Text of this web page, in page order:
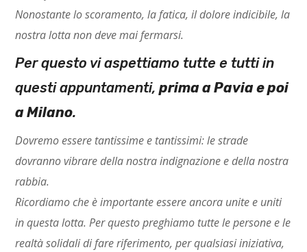
Nonostante lo scoramento, la fatica, il dolore indicibile, la
nostra lotta non deve mai fermarsi.
Per questo vi aspettiamo tutte e tutti in
questi appuntamenti,prima a Pavia e poi
a Milano.
Dovremo essere tantissime e tantissimi: le strade
dovranno vibrare della nostra indignazione e della nostra
rabbia.
Ricordiamo che è importante essere ancora unite e uniti
in questa lotta. Per questo preghiamo tutte le persone e le
realtà solidali di fare riferimento, per qualsiasi iniziativa,